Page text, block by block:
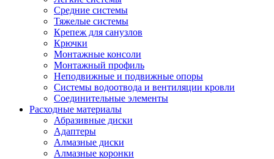
Средние системы
Тяжелые системы
Крепеж для санузлов
Крючки
Монтажные консоли
Монтажный профиль
Неподвижные и подвижные опоры
Системы водоотвода и вентиляции кровли
Соединительные элементы
Расходные материалы
Абразивные диски
Адаптеры
Алмазные диски
Алмазные коронки